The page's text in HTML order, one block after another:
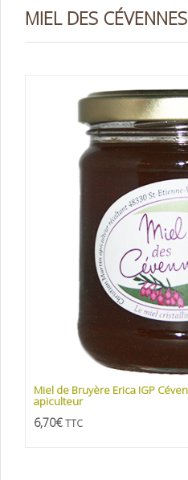
MIEL DES CÉVENNES
Miel de Bruyère Erica IGP
apiculteur
6,70€ TTC